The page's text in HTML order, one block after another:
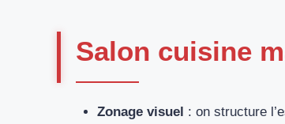
Salon cuisine
Zonage visuel : on structure